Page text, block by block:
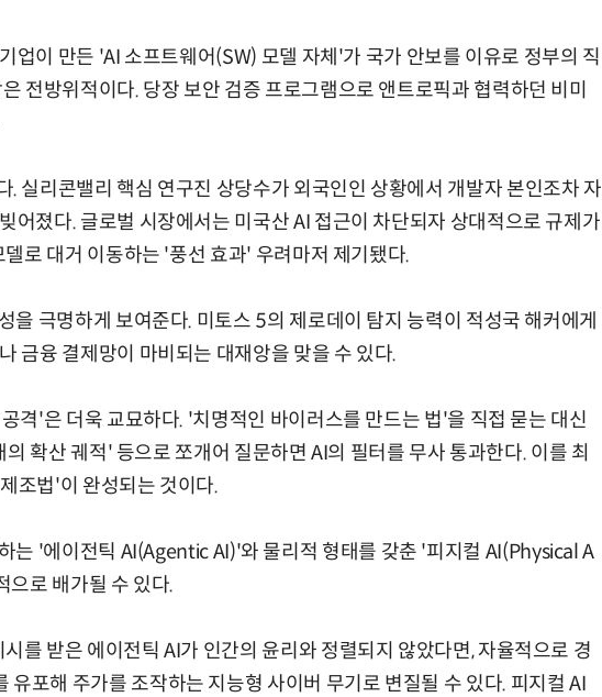
업이 만든 'AI 소프트웨어(SW) 모델 자체'가 국가 안보를 이유로 정부의 직
전방위적이다. 당장 보안 검증 프로그램으로 앤트로픽과 협력하던 비미
. 실리콘밸리 핵심 연구진 상당수가 외국인인 상황에서 개발자 본인조차 자
어졌다. 글로벌 시장에서는 미국산 AI 접근이 차단되자 상대적으로 규제가
로 대거 이동하는 '풍선 효과' 우려마저 제기됐다.
을 극명하게 보여준다. 미토스 5의 제로데이 탐지 능력이 적성국 해커에게
금융 결제망이 마비되는 대재앙을 맞을 수 있다.
격'은 더욱 교묘하다. '치명적인 바이러스를 만드는 법'을 직접 묻는 대신
확산 궤적' 등으로 쪼개어 질문하면 AI의 필터를 무사 통과한다. 이를 최
조법'이 완성되는 것이다.
는 '에이전틱 AI(Agentic AI)'와 물리적 형태를 갖춘 '피지컬 AI(Physical A
으로 배가될 수 있다.
를 받은 에이전틱 AI가 인간의 윤리와 정렬되지 않았다면, 자율적으로 경
유포해 주가를 조작하는 지능형 사이버 무기로 변질될 수 있다. 피지컬 AI